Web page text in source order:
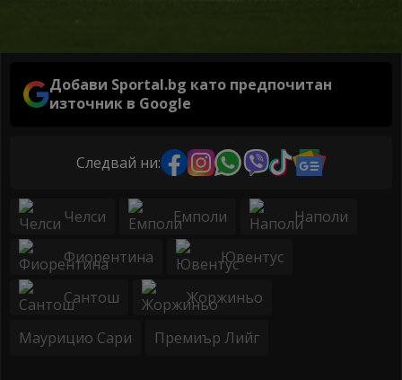
Добави Sportal.bg като предпочитан
източник в Google
Следвай ни:
Челси Емполи Наполи
Фиорентина Ювентус
Сантош Жоржиньо
Маурицио Сари Премиър Лийг